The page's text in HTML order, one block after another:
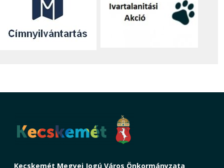
Kecskemét Megyei Jogú Város Önkormányzata